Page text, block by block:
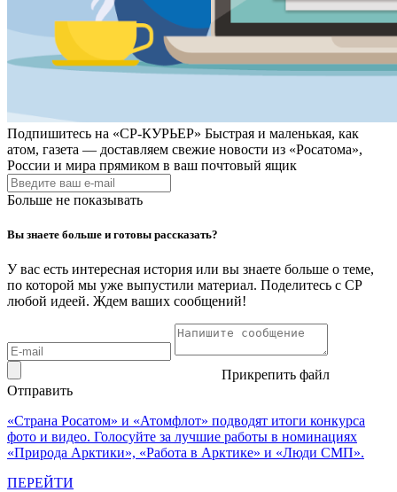
Подпишитесь на «СР-КУРЬЕР» Быстрая и маленькая, как
атом, газета — доставляем свежие новости из «Росатома»,
России и мира прямиком в ваш почтовый ящик
Больше не показывать
Вы знаете больше и готовы рассказать?
У вас есть интересная история или вы знаете больше о теме,
по которой мы уже выпустили материал. Поделитесь с СР
любой идеей. Ждем ваших сообщений!
Прикрепить файл
Отправить
«Страна Росатом» и «Атомфлот» подводят итоги конкурса
фото и видео. Голосуйте за лучшие работы в номинациях
«Природа Арктики», «Работа в Арктике» и «Люди СМП».
ПЕРЕЙТИ